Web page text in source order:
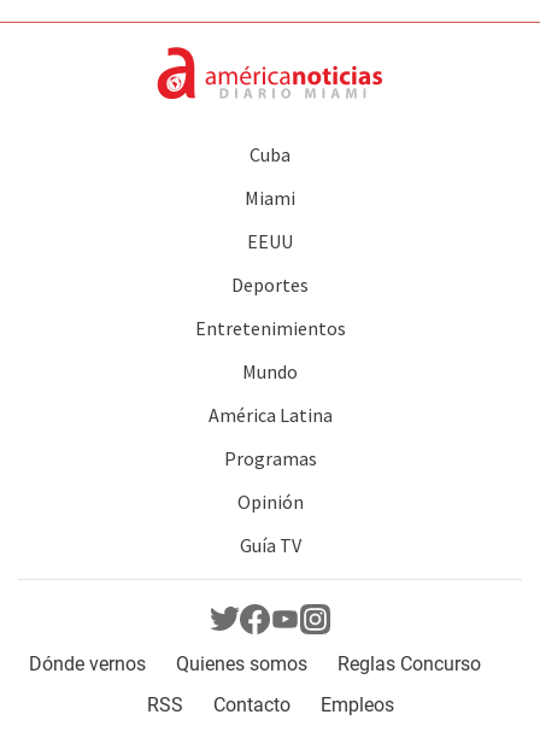
Cuba
Miami
EEUU
Deportes
Entretenimientos
Mundo
América Latina
Programas
Opinión
Guía TV
Dónde vernos Quienes somos
Reglas Concurso
RSS
Contacto Empleos